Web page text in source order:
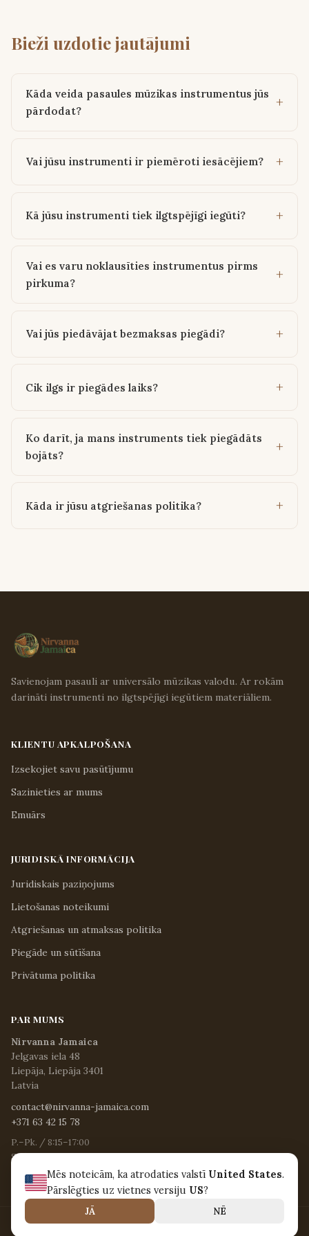
Mēs noteicām, ka atrodaties valstī United States.
Pārslēgties uz vietnes versiju US?
JĀ
NĒ
Bieži uzdotie jautājumi
Kāda veida pasaules mūzikas instrumentus jūs
pārdodat?
Vai jūsu instrumenti ir piemēroti iesācējiem?
Kā jūsu instrumenti tiek ilgtspējīgi iegūti?
Vai es varu noklausīties instrumentus pirms
pirkuma?
Vai jūs piedāvājat bezmaksas piegādi?
Cik ilgs ir piegādes laiks?
Ko darīt, ja mans instruments tiek piegādāts
bojāts?
Kāda ir jūsu atgriešanas politika?
Savienojam pasauli ar universālo mūzikas valodu. Ar rokām
darināti instrumenti no ilgtspējīgi iegūtiem materiāliem.
KLIENTU APKALPOŠANA
Izsekojiet savu pasūtījumu
Sazinieties ar mums
Emuārs
JURIDISKĀ INFORMĀCIJA
Juridiskais paziņojums
Lietošanas noteikumi
Atgriešanas un atmaksas politika
Piegāde un sūtīšana
Privātuma politika
PAR MUMS
Nirvanna Jamaica
Jelgavas iela 48
Liepāja, Liepāja 3401
Latvia
contact@nirvanna-jamaica.com
+371 63 42 15 78
P.–Pk. / 8:15–17:00
S. / 8:30–12:30
Sv. un svētku dienās / Slēgts